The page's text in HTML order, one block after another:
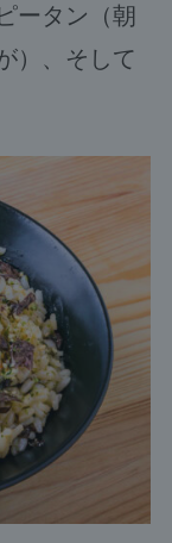
ータン（朝
）、そして